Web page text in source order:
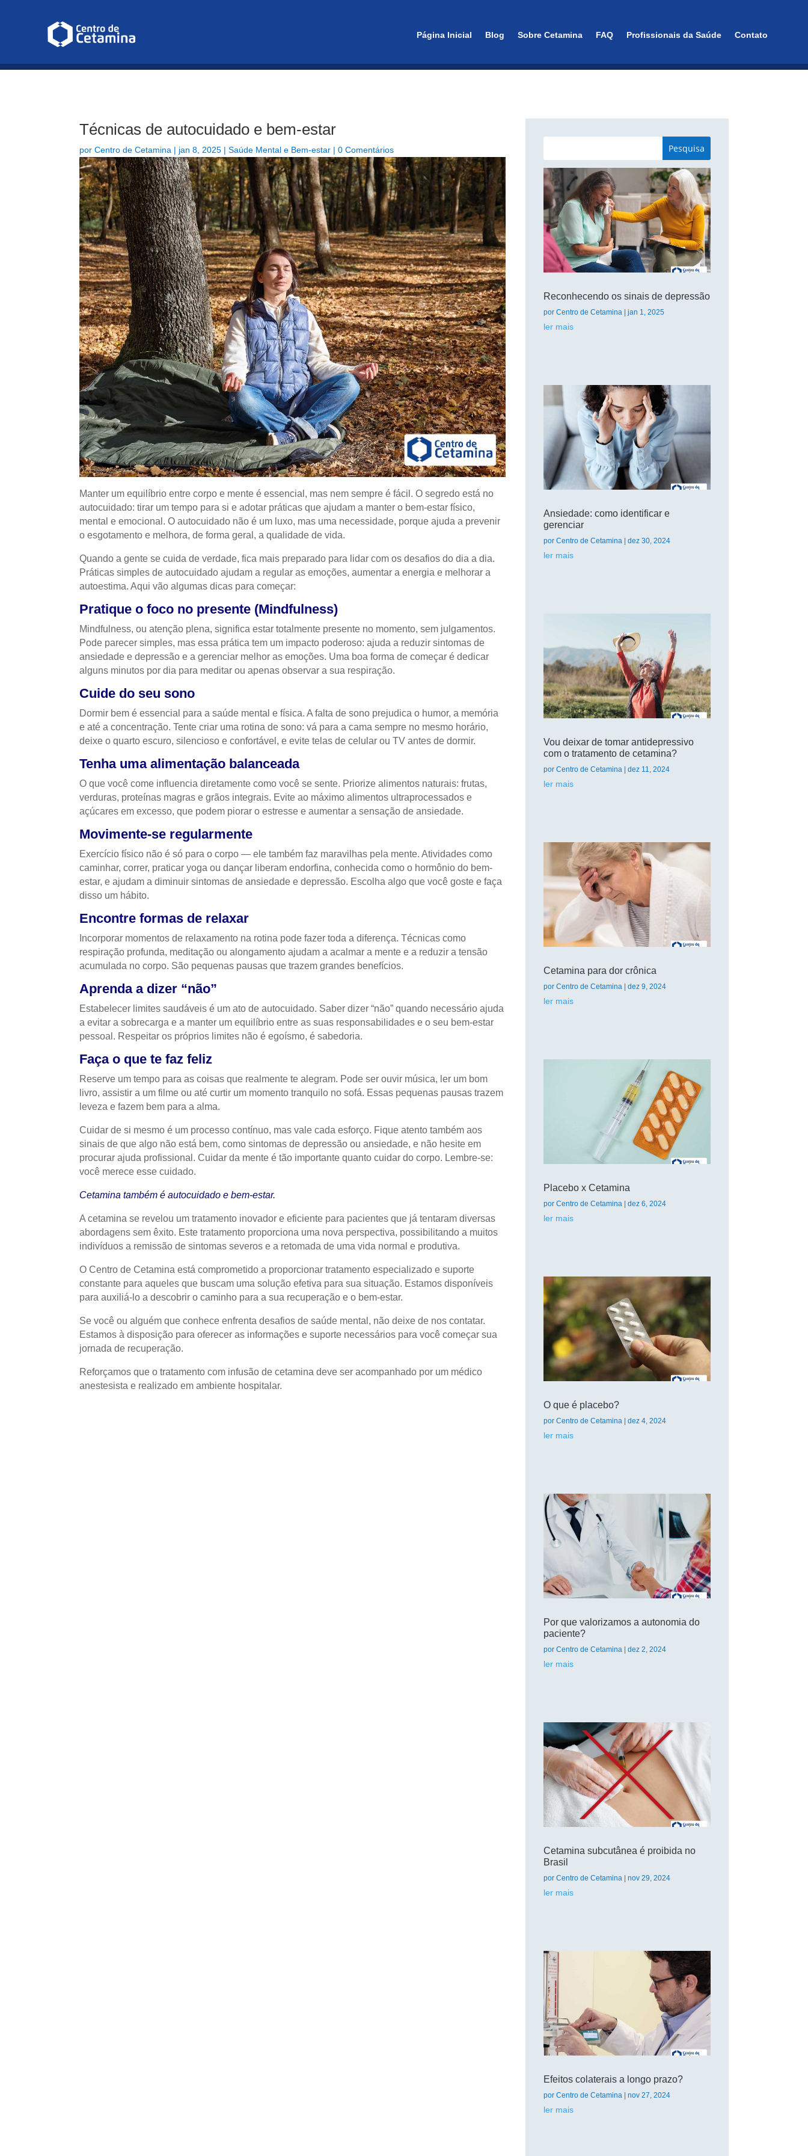
Página Inicial Blog Sobre Cetamina FAQ Profissionais da Saúde Contato
Técnicas de autocuidado e bem-estar
por Centro de Cetamina | jan 8, 2025 | Saúde Mental e Bem-estar | 0 Comentários
Manter um equilíbrio entre corpo e mente é essencial, mas nem sempre é fácil. O segredo está no
autocuidado: tirar um tempo para si e adotar práticas que ajudam a manter o bem-estar físico,
mental e emocional. O autocuidado não é um luxo, mas uma necessidade, porque ajuda a prevenir
o esgotamento e melhora, de forma geral, a qualidade de vida.
Quando a gente se cuida de verdade, fica mais preparado para lidar com os desafios do dia a dia.
Práticas simples de autocuidado ajudam a regular as emoções, aumentar a energia e melhorar a
autoestima. Aqui vão algumas dicas para começar:
Pratique o foco no presente (Mindfulness)
Mindfulness, ou atenção plena, significa estar totalmente presente no momento, sem julgamentos.
Pode parecer simples, mas essa prática tem um impacto poderoso: ajuda a reduzir sintomas de
ansiedade e depressão e a gerenciar melhor as emoções. Uma boa forma de começar é dedicar
alguns minutos por dia para meditar ou apenas observar a sua respiração.
Cuide do seu sono
Dormir bem é essencial para a saúde mental e física. A falta de sono prejudica o humor, a memória
e até a concentração. Tente criar uma rotina de sono: vá para a cama sempre no mesmo horário,
deixe o quarto escuro, silencioso e confortável, e evite telas de celular ou TV antes de dormir.
Tenha uma alimentação balanceada
O que você come influencia diretamente como você se sente. Priorize alimentos naturais: frutas,
verduras, proteínas magras e grãos integrais. Evite ao máximo alimentos ultraprocessados e
açúcares em excesso, que podem piorar o estresse e aumentar a sensação de ansiedade.
Movimente-se regularmente
Exercício físico não é só para o corpo — ele também faz maravilhas pela mente. Atividades como
caminhar, correr, praticar yoga ou dançar liberam endorfina, conhecida como o hormônio do bem-
estar, e ajudam a diminuir sintomas de ansiedade e depressão. Escolha algo que você goste e faça
disso um hábito.
Encontre formas de relaxar
Incorporar momentos de relaxamento na rotina pode fazer toda a diferença. Técnicas como
respiração profunda, meditação ou alongamento ajudam a acalmar a mente e a reduzir a tensão
acumulada no corpo. São pequenas pausas que trazem grandes benefícios.
Aprenda a dizer “não”
Estabelecer limites saudáveis é um ato de autocuidado. Saber dizer “não” quando necessário ajuda
a evitar a sobrecarga e a manter um equilíbrio entre as suas responsabilidades e o seu bem-estar
pessoal. Respeitar os próprios limites não é egoísmo, é sabedoria.
Faça o que te faz feliz
Reserve um tempo para as coisas que realmente te alegram. Pode ser ouvir música, ler um bom
livro, assistir a um filme ou até curtir um momento tranquilo no sofá. Essas pequenas pausas trazem
leveza e fazem bem para a alma.
Cuidar de si mesmo é um processo contínuo, mas vale cada esforço. Fique atento também aos
sinais de que algo não está bem, como sintomas de depressão ou ansiedade, e não hesite em
procurar ajuda profissional. Cuidar da mente é tão importante quanto cuidar do corpo. Lembre-se:
você merece esse cuidado.
Cetamina também é autocuidado e bem-estar.
A cetamina se revelou um tratamento inovador e eficiente para pacientes que já tentaram diversas
abordagens sem êxito. Este tratamento proporciona uma nova perspectiva, possibilitando a muitos
indivíduos a remissão de sintomas severos e a retomada de uma vida normal e produtiva.
O Centro de Cetamina está comprometido a proporcionar tratamento especializado e suporte
constante para aqueles que buscam uma solução efetiva para sua situação. Estamos disponíveis
para auxiliá-lo a descobrir o caminho para a sua recuperação e o bem-estar.
Se você ou alguém que conhece enfrenta desafios de saúde mental, não deixe de nos contatar.
Estamos à disposição para oferecer as informações e suporte necessários para você começar sua
jornada de recuperação.
Reforçamos que o tratamento com infusão de cetamina deve ser acompanhado por um médico
anestesista e realizado em ambiente hospitalar.
Reconhecendo os sinais de depressão
por Centro de Cetamina| jan 1, 2025
ler mais
Ansiedade: como identificar e
gerenciar
por Centro de Cetamina| dez 30, 2024
ler mais
Vou deixar de tomar antidepressivo
com o tratamento de cetamina?
por Centro de Cetamina| dez 11, 2024
ler mais
Cetamina para dor crônica
por Centro de Cetamina| dez 9, 2024
ler mais
Placebo x Cetamina
por Centro de Cetamina| dez 6, 2024
ler mais
O que é placebo?
por Centro de Cetamina| dez 4, 2024
ler mais
Por que valorizamos a autonomia do
paciente?
por Centro de Cetamina| dez 2, 2024
ler mais
Cetamina subcutânea é proibida no
Brasil
por Centro de Cetamina| nov 29, 2024
ler mais
Efeitos colaterais a longo prazo?
por Centro de Cetamina | nov 27, 2024
ler mais